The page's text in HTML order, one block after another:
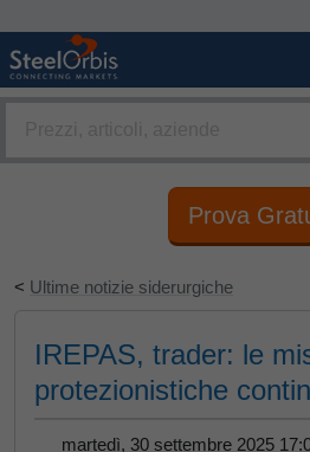
Prova
< Ultime notizie siderurgiche
IREPAS, trader: le
protezionistiche
martedì, 30 settembre 2025